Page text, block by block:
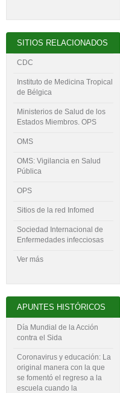
SITIOS RELACIONADOS
CDC
Instituto de Medicina Tropical
de Bélgica
Ministerios de Salud de los
Estados Miembros. OPS
OMS
OMS: Vigilancia en Salud
Pública
OPS
Sitios de la red Infomed
Sociedad Internacional de
Enfermedades infecciosas
Ver más
APUNTES HISTÓRICOS
Día Mundial de la Acción
contra el Sida
Coronavirus y educación: La
original manera con la que
se fomentó el regreso a la
escuela cuando la